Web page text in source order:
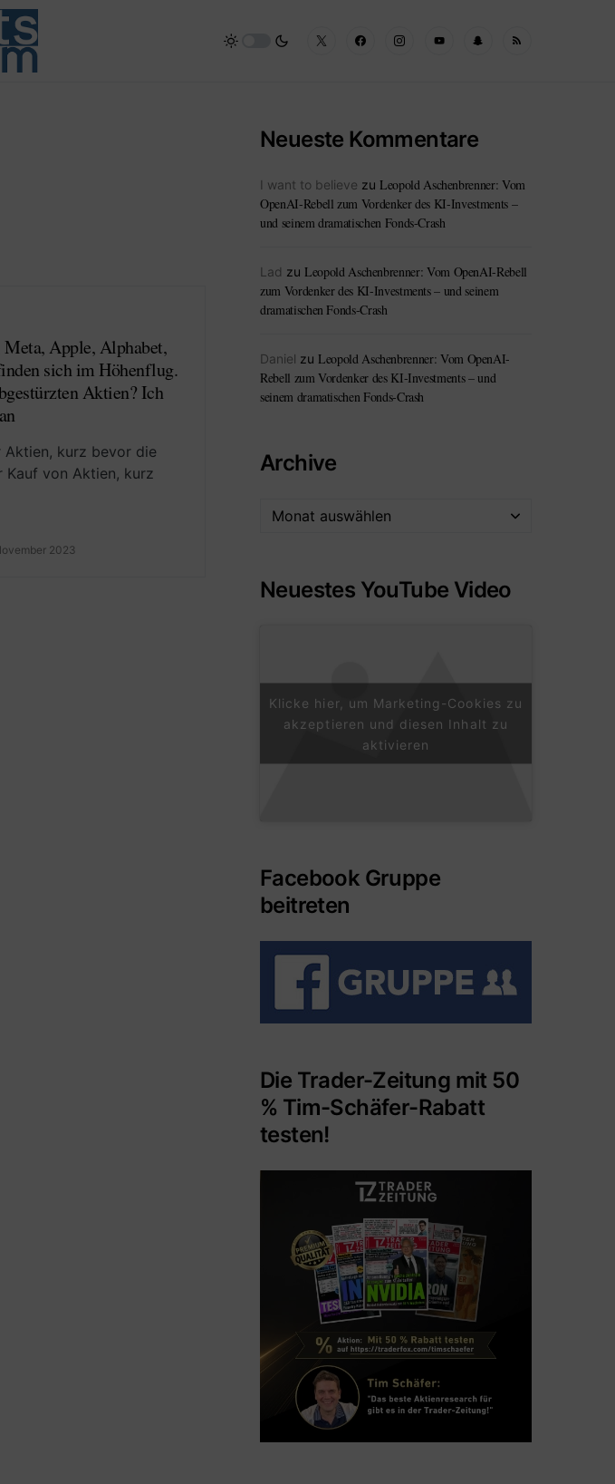
Apple, Alphabet,
sich im Höhenflug.
Aktien? Ich
Aktien, kurz bevor die
Kauf von Aktien, kurz
2023
Neueste Kommentare
I want to believe zu Leopold Aschenbrenner: Vom
OpenAI-Rebell zum Vordenker des KI-Investments –
und seinem dramatischen Fonds-Crash
Lad zu Leopold Aschenbrenner: Vom OpenAI-Rebell
zum Vordenker des KI-Investments – und seinem
dramatischen Fonds-Crash
Daniel zu Leopold Aschenbrenner: Vom OpenAI-
Rebell zum Vordenker des KI-Investments – und
seinem dramatischen Fonds-Crash
Archive
Neuestes YouTube Video
Klicke hier, um Marketing-Cookies zu
akzeptieren und diesen Inhalt zu
aktivieren
Facebook Gruppe
beitreten
Die Trader-Zeitung mit 50
% Tim-Schäfer-Rabatt
testen!